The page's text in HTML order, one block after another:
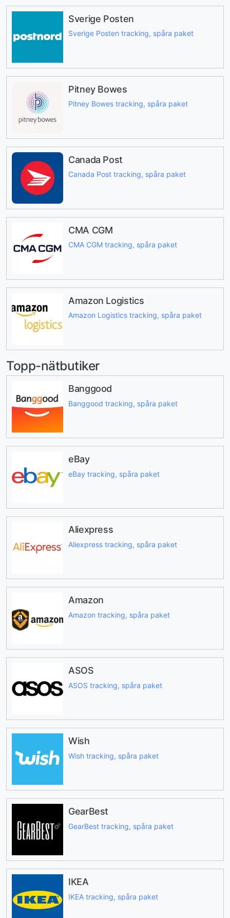
Sverige Posten
Sverige Posten tracking, spåra paket
Pitney Bowes
Pitney Bowes tracking, spåra paket
Canada Post
Canada Post tracking, spåra paket
CMA CGM
CMA CGM tracking, spåra paket
Amazon Logistics
Amazon Logistics tracking, spåra paket
Topp-nätbutiker
Banggood
Banggood tracking, spåra paket
eBay
eBay tracking, spåra paket
Aliexpress
Aliexpress tracking, spåra paket
Amazon
Amazon tracking, spåra paket
ASOS
ASOS tracking, spåra paket
Wish
Wish tracking, spåra paket
GearBest
GearBest tracking, spåra paket
IKEA
IKEA tracking, spåra paket